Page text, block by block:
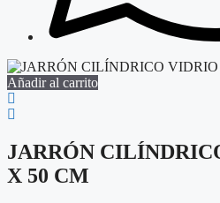
Añadir al carrito
JARRÓN
X 50 CM